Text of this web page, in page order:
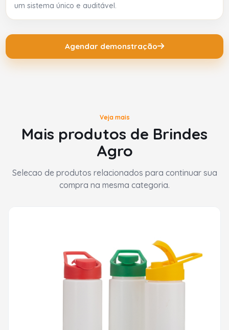
um sistema único e auditável.
Agendar demonstração
Veja mais
Mais produtos de Brindes
Agro
Selecao de produtos relacionados para continuar sua
compra na mesma categoria.